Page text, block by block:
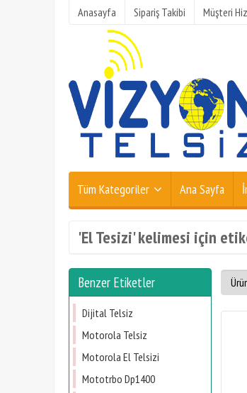
Anasayfa Sipariş Takibi Müşteri
Tüm Kategoriler Ana Sayfa
'El Tesizi' kelimesi için
Benzer Etiketler
Dijital Telsiz
Motorola Telsiz
Motorola El Telsizi
Mototrbo Dp1400